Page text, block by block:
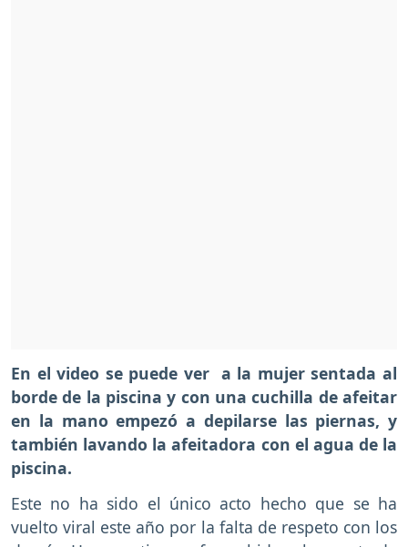
En el video se puede ver a la mujer sentada al
borde de la piscina y con una cuchilla de afeitar
en la mano empezó a depilarse las piernas, y
también lavando la afeitadora con el agua de la
piscina.
Este no ha sido el único acto hecho que se ha
vuelto viral este año por la falta de respeto con los